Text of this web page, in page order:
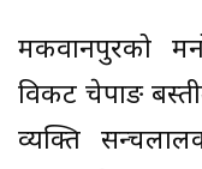
मकवानपुरको
विकट चेपाङ
व्यक्ति